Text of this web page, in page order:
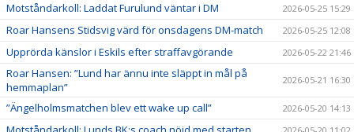
Motståndarkoll: Laddat Furulund väntar i DM 2026-05-25 15:29
Roar Hansens Stidsvig värd för onsdagens DM-match 2026-05-25 12:08
Upprörda känslor i Eskils efter straffavgörande 2026-05-22 21:46
Roar Hansen: ”Lund har ännu inte släppt in mål på
hemmaplan”
2026-05-21 16:30
”Ängelholmsmatchen blev ett wake up call” 2026-05-20 14:13